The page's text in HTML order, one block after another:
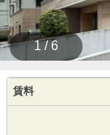
1 / 6
賃料